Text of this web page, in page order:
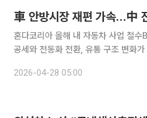
車 안방시장 재편 가속…中
혼다코리아 올해 내 자동차 사업 철수BYD, 지커 중국
공세와 전동화 전환, 유통 구조 변화
2026-04-28 05:00